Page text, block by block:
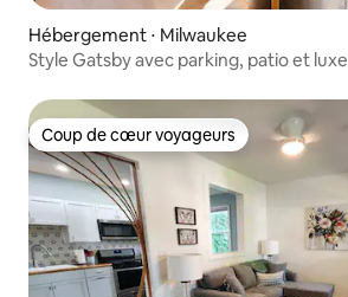
Hébergement ⋅ Milwaukee
Style Gatsby avec parking, patio et luxe
Coup de cœur voyageurs
Coup de cœur voyageurs